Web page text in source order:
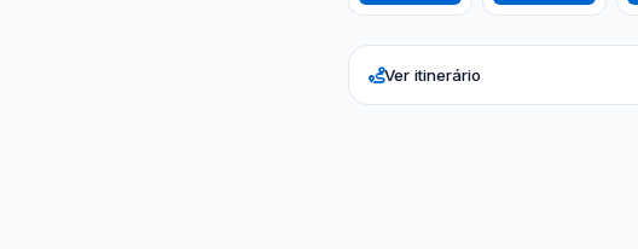
Ver itinerário